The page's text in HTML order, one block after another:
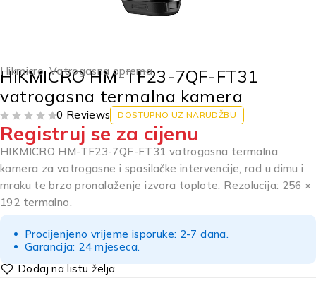
Hikmicro,Vatrogasna oprema
HIKMICRO HM-TF23-7QF-FT31
vatrogasna termalna kamera
0 Reviews DOSTUPNO UZ NARUDŽBU
Registruj se za cijenu
HIKMICRO HM-TF23-7QF-FT31 vatrogasna termalna
kamera za vatrogasne i spasilačke intervencije, rad u dimu i
mraku te brzo pronalaženje izvora toplote. Rezolucija: 256 ×
192 termalno.
Procijenjeno vrijeme isporuke: 2-7 dana.
Garancija: 24 mjeseca.